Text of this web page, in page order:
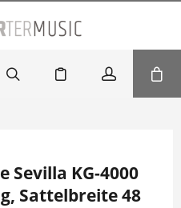
Sevilla KG-4000
Sattelbreite 48